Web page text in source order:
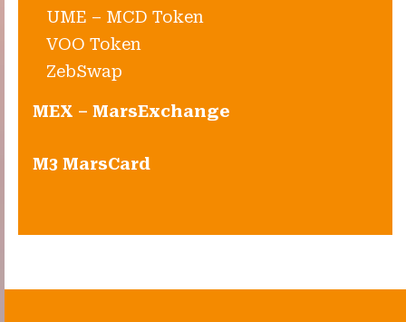
UME – MCD Token
VOO Token
ZebSwap
MEX – MarsExchange
M3 MarsCard